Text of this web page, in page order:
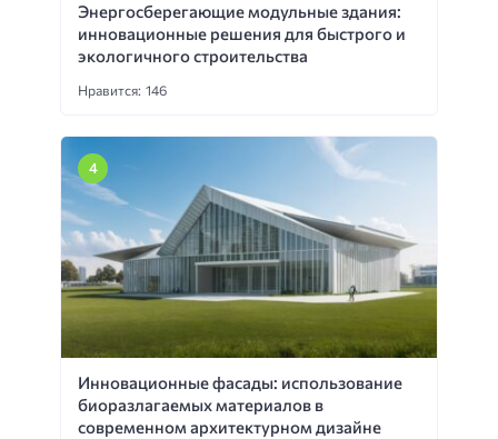
Энергосберегающие модульные здания:
инновационные решения для быстрого и
экологичного строительства
Нравится: 146
Инновационные фасады: использование
биоразлагаемых материалов в
современном архитектурном дизайне